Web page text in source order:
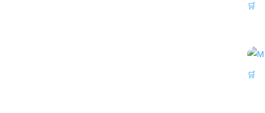
🛒
🛒